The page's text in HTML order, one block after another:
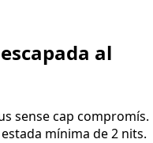
al
sense cap compromís.
mínima de 2 nits.